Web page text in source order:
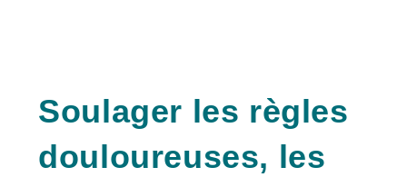
Soulager les règles
douloureuses, les